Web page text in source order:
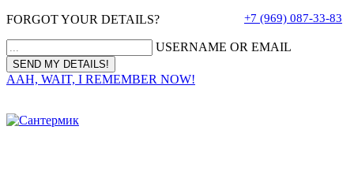
FORGOT YOUR DETAILS?
USERNAME OR EMAIL
AAH, WAIT, I REMEMBER NOW!
+7 (969) 087-33-83